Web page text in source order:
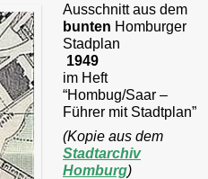
Ausschnitt aus dem
bunten Homburger
Stadplan
1949
im Heft
“Hombug/Saar –
Führer mit Stadtplan”
(Kopie aus dem
Stadtarchiv
Homburg)